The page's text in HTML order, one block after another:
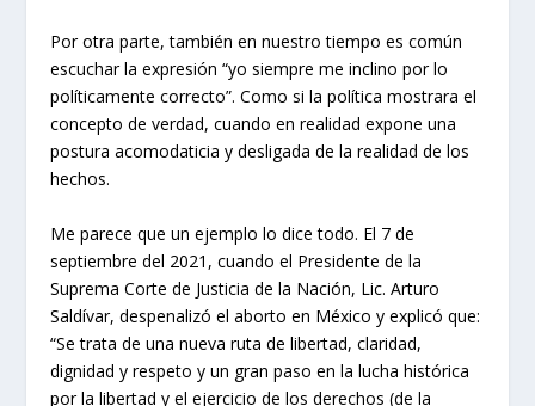
Por otra parte, también en nuestro tiempo es común
escuchar la expresión “yo siempre me inclino por lo
políticamente correcto”. Como si la política mostrara el
concepto de verdad, cuando en realidad expone una
postura acomodaticia y desligada de la realidad de los
hechos.
Me parece que un ejemplo lo dice todo. El 7 de
septiembre del 2021, cuando el Presidente de la
Suprema Corte de Justicia de la Nación, Lic. Arturo
Saldívar, despenalizó el aborto en México y explicó que:
“Se trata de una nueva ruta de libertad, claridad,
dignidad y respeto y un gran paso en la lucha histórica
por la libertad y el ejercicio de los derechos (de la